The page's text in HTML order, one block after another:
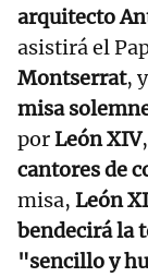
arquitecto
asistirá el
Montserrat,
misa
porLeón XIV
cantores de
misa, León
bendecirá la
"sencillo y